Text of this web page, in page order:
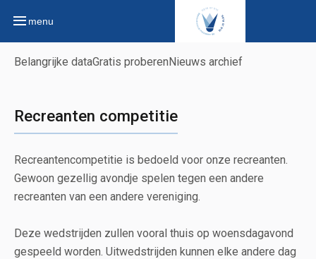
menu
Belangrijke dataGratis proberen Nieuws archief
Recreanten competitie
Recreantencompetitie is bedoeld voor onze recreanten.
Gewoon gezellig avondje spelen tegen een andere
recreanten van een andere vereniging.
Deze wedstrijden zullen vooral thuis op woensdagavond
gespeeld worden. Uitwedstrijden kunnen elke andere dag